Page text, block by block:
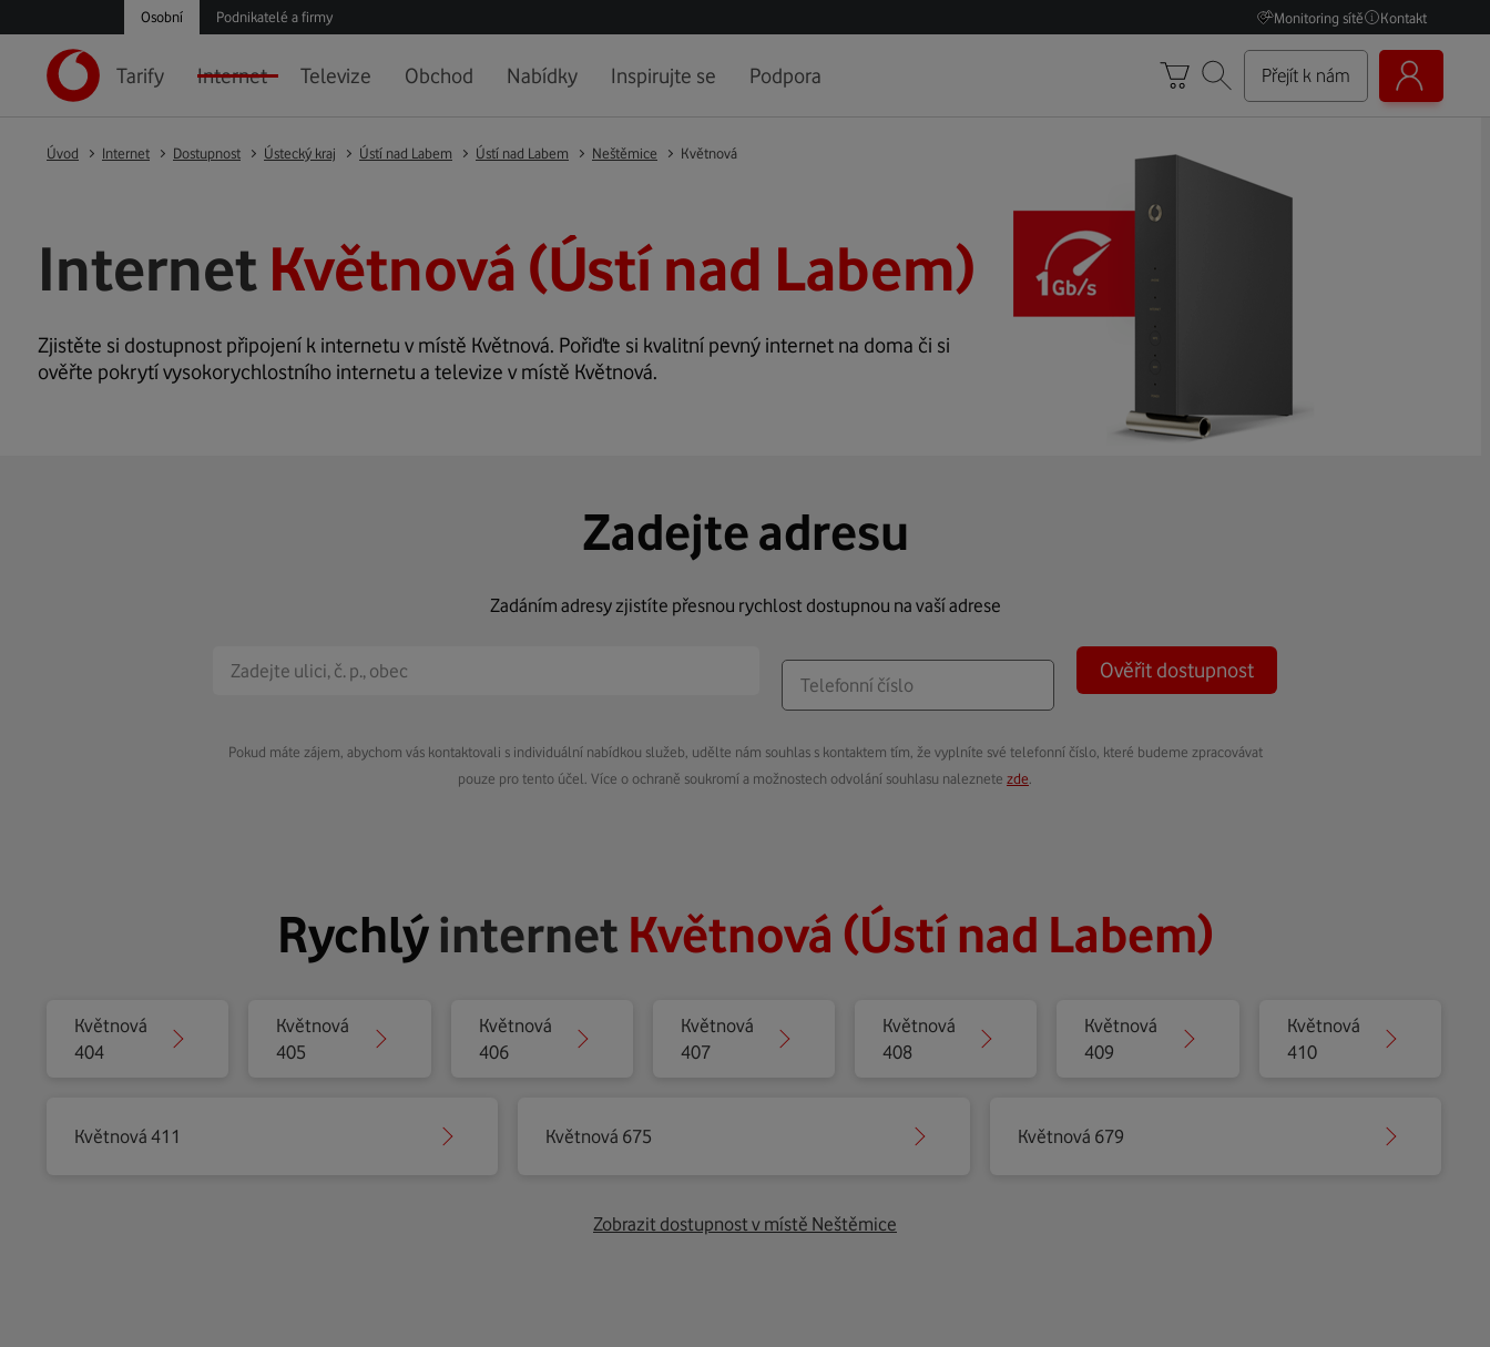
Osobní Podnikatelé a firmy Monitoring sítě Kontakt
Tarify Internet Televize Obchod Nabídky Inspirujte se Podpora Přejít k nám
Úvod Internet Dostupnost Ústecký kraj Ústí nad Labem Ústí nad Labem Neštěmice Květnová
Internet Květnová (Ústí nad Labem)
Zjistěte si dostupnost připojení k internetu v místě Květnová. Pořiďte si kvalitní pevný internet na doma či si
ověřte pokrytí vysokorychlostního internetu a televize v místě Květnová.
Zadejte adresu
Zadáním adresy zjistíte přesnou rychlost dostupnou na vaší adrese
Ověřit dostupnost
Pokud máte zájem, abychom vás kontaktovali s individuální nabídkou služeb, udělte nám souhlas s kontaktem tím, že vyplníte své telefonní číslo, které budeme zpracovávat
pouze pro tento účel. Více o ochraně soukromí a možnostech odvolání souhlasu naleznete zde
Rychlýinternet Květnová (Ústí nad Labem)
Květnová
404
Květnová
405
Květnová
406
Květnová
407
Květnová
408
Květnová
409
Květnová
410
Květnová 411 Květnová 675 Květnová 679
Zobrazit dostupnost v místě Neštěmice